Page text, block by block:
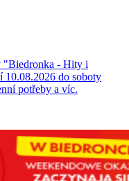
"Biedronka - Hity i
10.08.2026 do soboty
potřeby a víc.